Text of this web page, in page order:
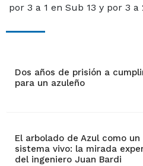
por 3 a 1 en Sub 13 y por 3 a
Dos años de prisión a
para un azuleño
El arbolado de Azul como un
sistema vivo: la mirada
del ingeniero Juan Bardi